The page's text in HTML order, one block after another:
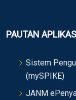
PAUTAN
Sistem
(mySPIKE)
JANM